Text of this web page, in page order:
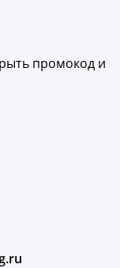
промокод и